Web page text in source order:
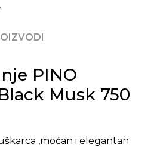
PINO
Musk 750
,moćan i elegantan